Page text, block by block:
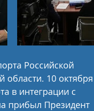
Российской
10 октября
в интеграции с
прибыл Президент